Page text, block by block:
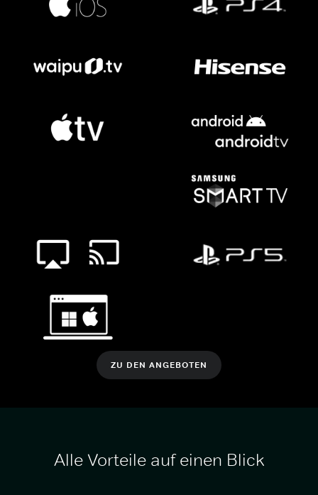
ZU DEN ANGEBOTEN
Alle Vorteile auf einen Blick